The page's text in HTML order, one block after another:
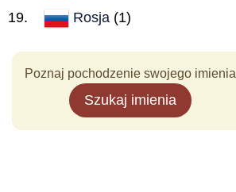
Rosja (1)
Poznaj pochodzenie swojego imienia
Szukaj imienia